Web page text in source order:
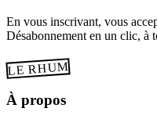
En vous inscrivant, vous
Désabonnement en un clic, à
LE RHUM
À propos